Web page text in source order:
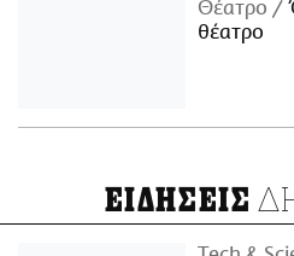
Θέατρο
θέατρο
ΕΙΔΗΣΕΙΣ